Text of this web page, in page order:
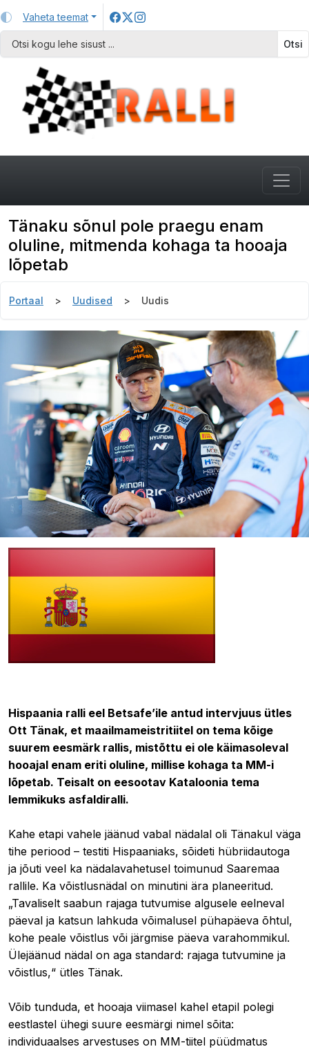
Vaheta teemat
Otsi
Tänaku sõnul pole praegu enam
oluline, mitmenda kohaga ta hooaja
lõpetab
Portaal Uudised Uudis
Hispaania ralli eel Betsafe’ile antud intervjuus ütles
Ott Tänak, et maailmameistritiitel on tema kõige
suurem eesmärk rallis, mistõttu ei ole käimasoleval
hooajal enam eriti oluline, millise kohaga ta MM-i
lõpetab. Teisalt on eesootav Kataloonia tema
lemmikuks asfaldiralli.
Kahe etapi vahele jäänud vabal nädalal oli Tänakul väga
tihe periood – testiti Hispaaniaks, sõideti hübriidautoga
ja jõuti veel ka nädalavahetusel toimunud Saaremaa
rallile. Ka võistlusnädal on minutini ära planeeritud.
„Tavaliselt saabun rajaga tutvumise algusele eelneval
päeval ja katsun lahkuda võimalusel pühapäeva õhtul,
kohe peale võistlus või järgmise päeva varahommikul.
Ülejäänud nädal on aga standard: rajaga tutvumine ja
võistlus,“ ütles Tänak.
Võib tunduda, et hooaja viimasel kahel etapil polegi
eestlastel ühegi suure eesmärgi nimel sõita:
individuaalses arvestuses on MM-tiitel püüdmatus